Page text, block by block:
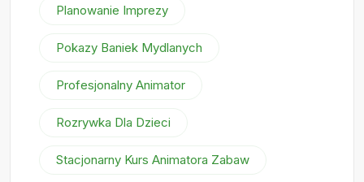
Planowanie Imprezy
Pokazy Baniek Mydlanych
Profesjonalny Animator
Rozrywka Dla Dzieci
Stacjonarny Kurs Animatora Zabaw